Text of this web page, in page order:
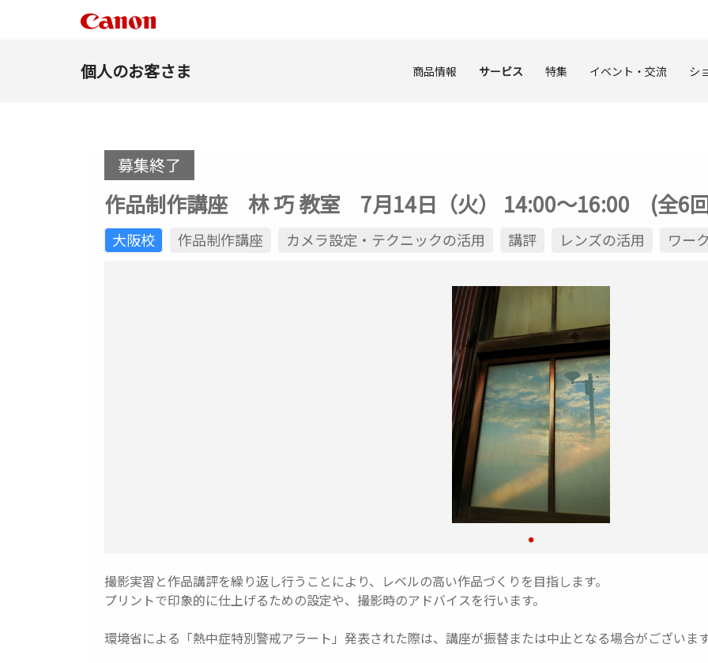
個人のお客さま 商品情報 サービス 特集 イベント・交流 シ
募集終了
作品制作講座 林 巧 教室 7月14日（火） 14:00～16:00 (全6
大阪校 作品制作講座 カメラ設定・テクニックの活用 講評 レンズの活用 ワー
撮影実習と作品講評を繰り返し行うことにより、レベルの高い作品づくりを目指します。
プリントで印象的に仕上げるための設定や、撮影時のアドバイスを行います。
環境省による「熱中症特別警戒アラート」発表された際は、講座が振替または中止となる場合がございま